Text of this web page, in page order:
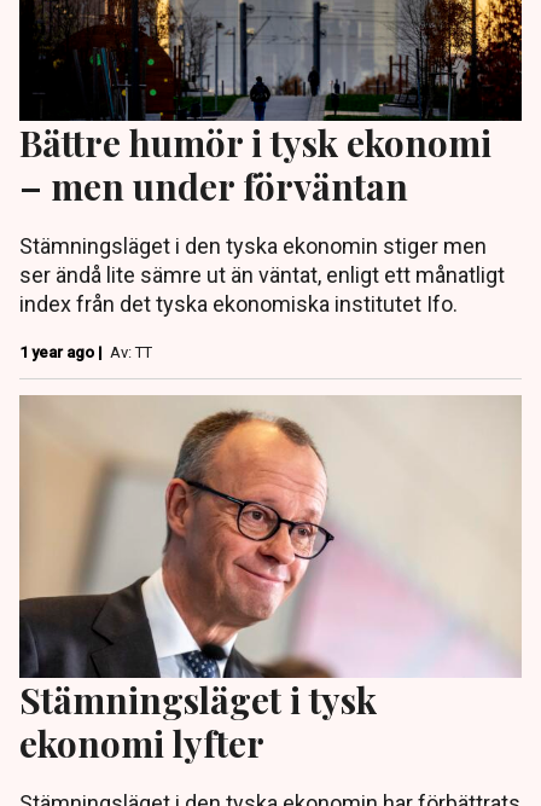
Bättre humör i tysk ekonomi
– men under förväntan
Stämningsläget i den tyska ekonomin stiger men
ser ändå lite sämre ut än väntat, enligt ett månatligt
index från det tyska ekonomiska institutet Ifo.
1 year ago | Av: TT
Stämningsläget i tysk
ekonomi lyfter